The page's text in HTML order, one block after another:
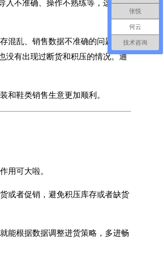
入不准确、操作不熟练等，这时候
混乱、销售数据不准确的问题。后
没有出现过断货和积压的情况。通
和鞋类销售生意更加顺利。
用可大啦。
或者促销，避免积压库存或者缺货
能根据数据调整进货策略，多进畅
张悦
何云
技术咨询